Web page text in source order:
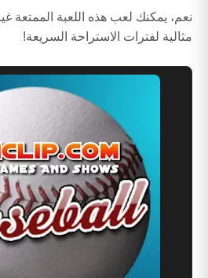
نعم، يمكنك لعب هذه اللعبة الممتعة
مثالية لفترات الاستراحة السريعة!